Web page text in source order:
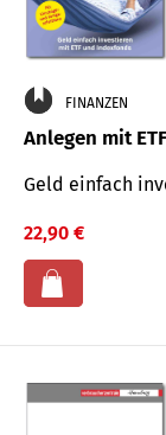
FINANZEN
Anlegen mit ETF
Geld einfach
22,90 €